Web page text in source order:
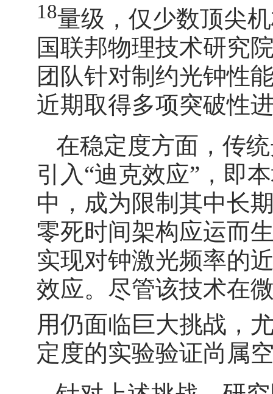
18量级，仅少数顶尖
国联邦物理技术研究
团队针对制约光钟性
近期取得多项突破性
在稳定度方面，传
引入“迪克效应”，即
中，成为限制其中长
零死时间架构应运而
实现对钟激光频率的
效应。尽管该技术在
用仍面临巨大挑战，
定度的实验验证尚属